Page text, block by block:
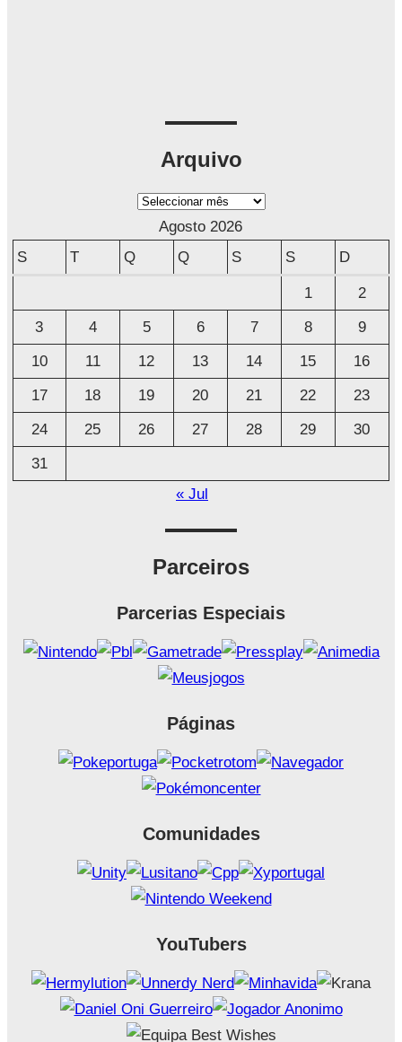
Arquivo
A
v
o
Agosto 2026
S
T Q Q S S D
1
2
3
4 5 6 7 8
9
10
11 12 13 14 15
16
17
18 19 20 21 22
23
24
25 26 27 28 29
30
31
« Jul
Parceiros
Parcerias Especiais
Páginas
Comunidades
YouTubers